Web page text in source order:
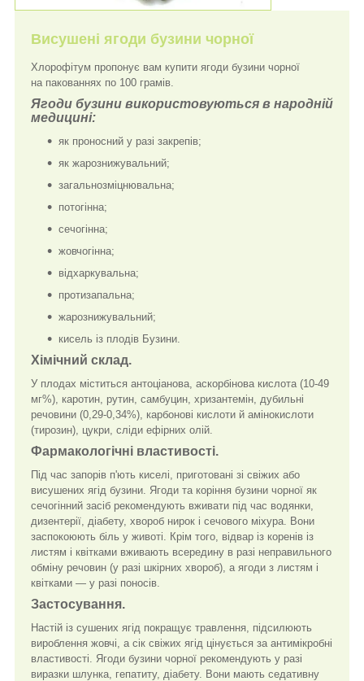
Висушені ягоди бузини чорної
Хлорофітум пропонує вам купити ягоди бузини чорної
на пакованнях по 100 грамів.
Ягоди бузини використовуються в народній
медицині:
як проносний у разі закрепів;
як жарознижувальний;
загальнозміцнювальна;
потогінна;
сечогінна;
жовчогінна;
відхаркувальна;
протизапальна;
жарознижувальний;
кисель із плодів Бузини.
Хімічний склад.
У плодах міститься антоціанова, аскорбінова кислота (10-49
мг%), каротин, рутин, самбуцин, хризантемін, дубильні
речовини (0,29-0,34%), карбонові кислоти й амінокислоти
(тирозин), цукри, сліди ефірних олій.
Фармакологічні властивості.
Під час запорів п'ють киселі, приготовані зі свіжих або
висушених ягід бузини. Ягоди та коріння бузини чорної як
сечогінний засіб рекомендують вживати під час водянки,
дизентерії, діабету, хвороб нирок і сечового міхура. Вони
заспокоюють біль у животі. Крім того, відвар із коренів із
листям і квітками вживають всередину в разі неправильного
обміну речовин (у разі шкірних хвороб), а ягоди з листям і
квітками — у разі поносів.
Застосування.
Настій із сушених ягід покращує травлення, підсилюють
вироблення жовчі, а сік свіжих ягід цінується за антимікробні
властивості. Ягоди бузини чорної рекомендують у разі
виразки шлунка, гепатиту, діабету. Вони мають седативну